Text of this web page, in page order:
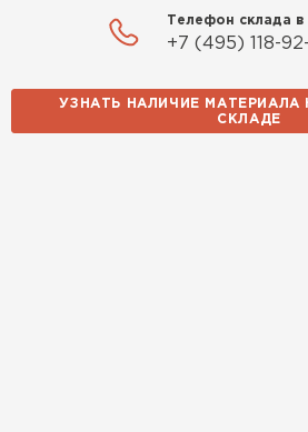
Телефон склада в
+7 (495) 118-
УЗНАТЬ НАЛИЧИЕ
СКЛАДЕ